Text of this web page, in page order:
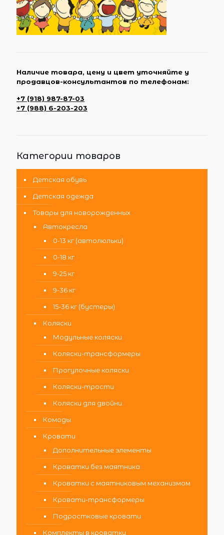
Наличие товара, цену и цвет уточняйте у
продавцов-консультантов по телефонам:
+7 (918) 987-87-03
+7 (988) 6-203-203
Категории товаров
Детская обувь
Детская одежда
Товары для новорожденных
Автокресла
0-13 кг (автолюльки)
0-18 кг
9-25 кг
9-36 кг
15-36 кг (бустеры)
Коляски
Модульные коляски
Коляски-трансформеры
Прогулочные коляски
Коляски-трости
Коляски для двойни
Комоды
Кровати
Дополнительные элементы
Кроватки без маятника
Кроватки с маятниковым механизмом
Кровати-трансформеры
Подростковые кровати
Комплекты в кроватку